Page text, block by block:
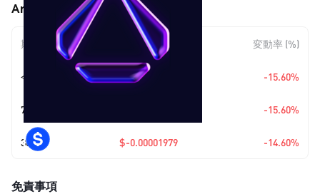
Archethic (UCO) の価格変動
期間 金額変動 変動率 (%)
今日 $-0.0000214 -15.60%
7日 -15.60%
30日 $-0.00001979 -14.60%
免責事項